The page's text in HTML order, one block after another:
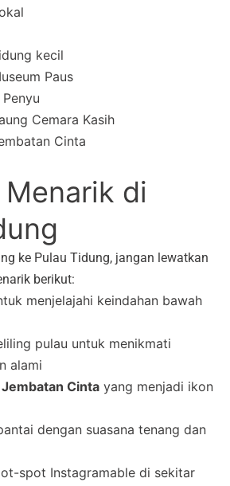
kecil
Paus
Cemara Kasih
Cinta
di
ke Pulau Tidung, jangan lewatkan
berikut:
menjelajahi keindahan bawah
pulau untuk menikmati
alami
Jembatan Cinta yang menjadi ikon
dengan suasana tenang dan
spot Instagramable di sekitar